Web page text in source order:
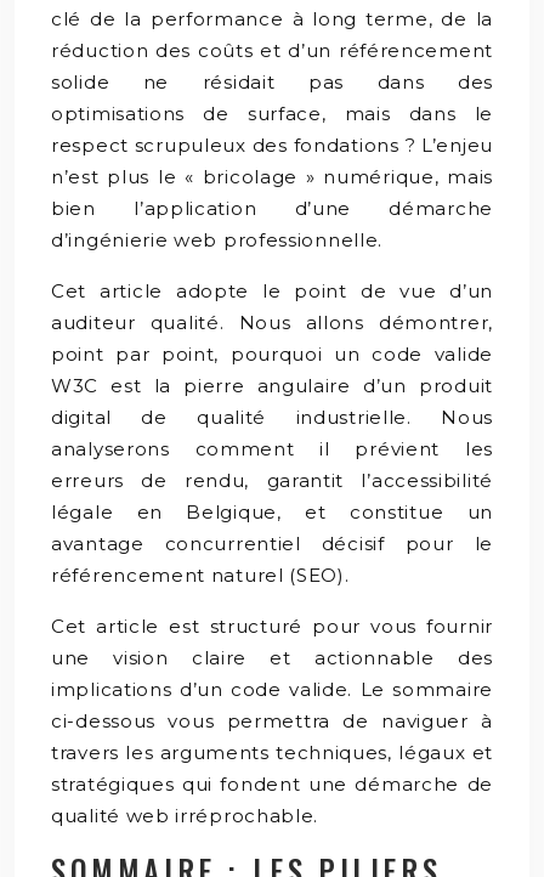
clé de la performance à long terme, de la
réduction des coûts et d’un référencement
solide ne résidait pas dans des
optimisations de surface, mais dans le
respect scrupuleux des fondations ? L’enjeu
n’est plus le « bricolage » numérique, mais
bien l’application d’une démarche
d’ingénierie web professionnelle.
Cet article adopte le point de vue d’un
auditeur qualité. Nous allons démontrer,
point par point, pourquoi un code valide
W3C est la pierre angulaire d’un produit
digital de qualité industrielle. Nous
analyserons comment il prévient les
erreurs de rendu, garantit l’accessibilité
légale en Belgique, et constitue un
avantage concurrentiel décisif pour le
référencement naturel (SEO).
Cet article est structuré pour vous fournir
une vision claire et actionnable des
implications d’un code valide. Le sommaire
ci-dessous vous permettra de naviguer à
travers les arguments techniques, légaux et
stratégiques qui fondent une démarche de
qualité web irréprochable.